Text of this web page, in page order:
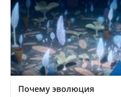
Почему эволюция